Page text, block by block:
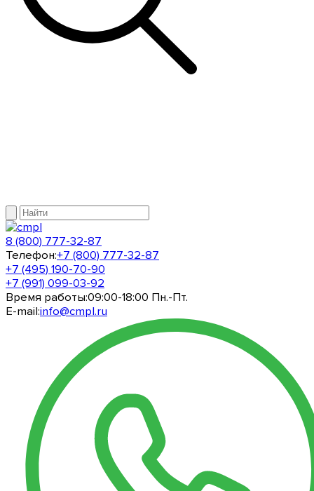
8 (800) 777-32-87
Телефон:+7 (800) 777-32-87
+7 (495) 190-70-90
+7 (991) 099-03-92
Время работы:09:00-18:00 Пн.-Пт.
E-mail:info@cmpl.ru